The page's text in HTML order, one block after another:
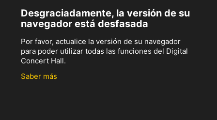
Desgraciadamente, la versión de su
navegador está desfasada
Por favor, actualice la versión de su navegador
para poder utilizar todas las funciones del Digital
Concert Hall.
Saber más